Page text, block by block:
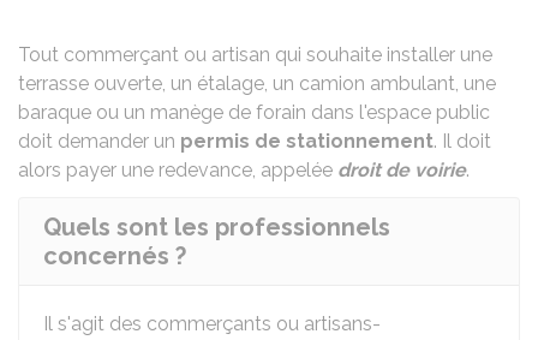
Tout commerçant ou artisan qui souhaite installer une
terrasse ouverte, un étalage, un camion ambulant, une
baraque ou un manège de forain dans l'espace public
doit demander un permis de stationnement. Il doit
alors payer une redevance, appelée droit de voirie.
Quels sont les professionnels
concernés ?
Il s'agit des commerçants ou artisans-